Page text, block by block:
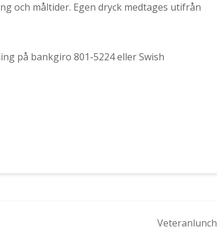
och måltider. Egen dryck medtages utifrån
på bankgiro 801-5224 eller Swish
Veteranlunch